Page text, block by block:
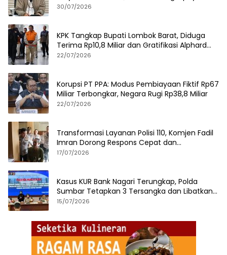
30/07/2026
KPK Tangkap Bupati Lombok Barat, Diduga
Terima Rp10,8 Miliar dan Gratifikasi Alphard
hingga iPhone 17 Pro
22/07/2026
Korupsi PT PPA: Modus Pembiayaan Fiktif Rp67
Miliar Terbongkar, Negara Rugi Rp38,8 Miliar
22/07/2026
Transformasi Layanan Polisi 110, Komjen Fadil
Imran Dorong Respons Cepat dan
Terintegrasi
17/07/2026
Kasus KUR Bank Nagari Terungkap, Polda
Sumbar Tetapkan 3 Tersangka dan Libatkan
125 Debitur
15/07/2026